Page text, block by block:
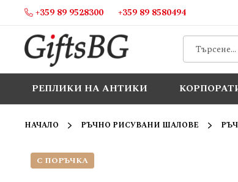
Прескачане
съдържанието
+359 89 9528300 +359 89 8580494
РЕПЛИКИ НА АНТИКИ
НАЧАЛО РЪЧНО РИСУВАНИ ШАЛОВЕ
С ПОРЪЧКА